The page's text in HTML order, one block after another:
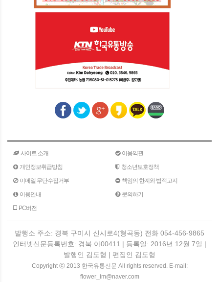
사이트 소개
이용약관
개인정보취급방침
청소년보호정책
이메일 무단수집거부
책임의 한계와 법적고지
이용안내
문의하기
PC버전
발행소 주소: 경북 구미시 신시로4(형곡동) 전화 054-456-9865
인터넷신문등록번호: 경북 아00411 | 등록일: 2016년 12월 7일 |
발행인 김도형 | 편집인 김도형
Copyright ⓒ 2013 한국유통신문 All rights reserved. E-mail:
flower_im@naver.com